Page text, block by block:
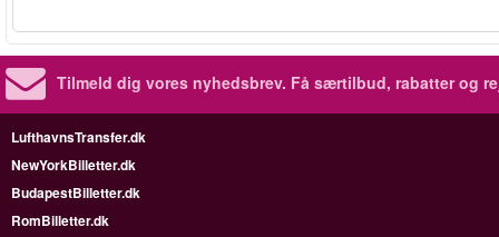
Tilmeld dig vores nyhedsbrev. Få særtilbud, rabatter og
LufthavnsTransfer.dk
NewYorkBilletter.dk
BudapestBilletter.dk
RomBilletter.dk